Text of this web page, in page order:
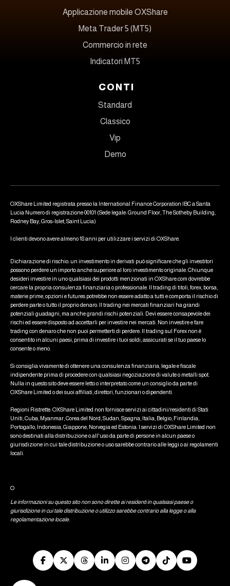
Applicazione mobile OXShare
Meta Trader 5 (MT5)
Commercio in rete
Indicatori MT5
CONTI
Standard
Classico
Vip
Demo
OXShare Limited registrata presso la International Finance Corporation IBC a Santa
Lucia Numero di registrazione 00101 (Sede legale: Ground Floor, The Sotheby Building,
Rodney Bay, Gros-Islet, Saint Lucia)
I clienti devono avere almeno 18 anni per utilizzare i servizi di OXShare.
Dichiarazione di rischio: un investimento in derivati può significare che gli investitori
possono perdere un importo anche superiore al loro investimento originale. Chiunque
desideri investire in uno qualsiasi dei prodotti menzionati in OXShare.com dovrebbe
cercare la propria consulenza finanziaria o professionale. Il trading di titoli, forex, borsa,
materie prime, opzioni e futures potrebbe non essere adatto a tutti e comporta il rischio di
perdere parte o tutto il proprio denaro. Il trading nei mercati finanziari ha grandi
potenziali guadagni, ma anche grandi rischi potenziali. Devi essere consapevole dei
rischi ed essere disposto ad accettarli per investire nei mercati. Non investire e fare
trading con denaro che non puoi permetterti di perdere. Il trading sul Forex non è
consentito in alcuni paesi, prima di investire i tuoi soldi, assicurati se il tuo paese lo
consente o meno.
Si consiglia vivamente di ottenere una consulenza finanziaria, legale e fiscale
indipendente prima di procedere con qualsiasi negoziazione di valute o metalli spot.
Nulla in questo sito deve essere letto o interpretato come un consiglio da parte di
OXShare Limited o dei suoi affiliati, direttori, funzionari o dipendenti.
Regioni Ristrette: OXShare Limited non fornisce servizi ai cittadini/residenti di Stati
Uniti, Cuba, Myanmar, Corea del Nord, Sudan, Spagna, Italia, Belgio, Finlandia,
Portogallo, Indonesia, Giappone, Norvegia ed Estonia. I servizi di OXShare Limited non
sono destinati alla distribuzione o all'uso da parte di persone in alcun paese o
giurisdizione in cui tale distribuzione o uso sarebbe contrario alle leggi o ai regolamenti
locali.
O
Le informazioni su questo sito non sono dirette ai residenti in qualsiasi paese o
giurisdizione in cui tale distribuzione o utilizzo sarebbe contrario alla legge o alla
regolamentazione locale.